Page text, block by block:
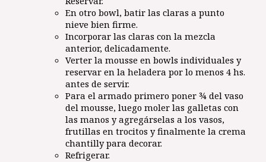
En otro bowl, batir las claras a punto
nieve bien firme.
Incorporar las claras con la mezcla
anterior, delicadamente.
Verter la mousse en bowls individuales y
reservar en la heladera por lo menos 4 hs.
antes de servir.
Para el armado primero poner ¾ del vaso
del mousse, luego moler las galletas con
las manos y agregárselas a los vasos,
frutillas en trocitos y finalmente la crema
chantilly para decorar.
Refrigerar.